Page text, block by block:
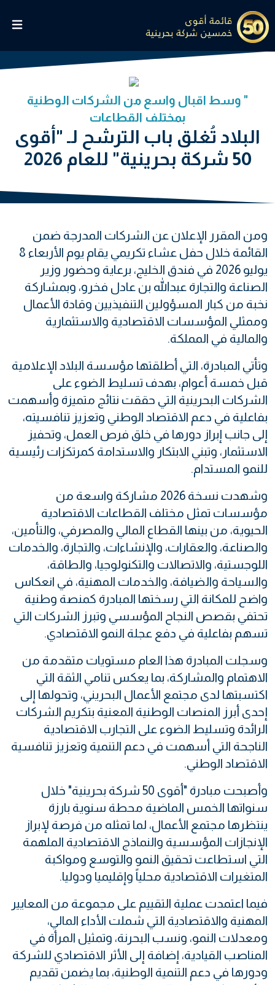
" وسط اقبال واسع من الشركات الوطنية
بمختلف القطاعات
البلاد تُغلق باب الترشح لـ "أقوى
50 شركة بحرينية" للعام 2026
ومن المقرر الإعلان عن الشركات المدرجة ضمن
القائمة خلال حفل عشاء تكريمي يقام يوم الأربعاء 8
يوليو 2026 في فندق الخليج، برعاية وحضور وزير
الصناعة والتجارة عبدالله بن عادل فخرو، وبمشاركة
نخبة من كبار المسؤولين التنفيذيين وقادة الأعمال
وممثلي المؤسسات الاقتصادية والاستثمارية
والمالية في المملكة.
وتأتي المبادرة، التي أطلقتها مؤسسة البلاد الإعلامية
قبل خمسة أعوام، بهدف تسليط الضوء على
الشركات البحرينية التي حققت نتائج متميزة وأسهمت
بفاعلية في دعم الاقتصاد الوطني وتعزيز تنافسيته،
إلى جانب إبراز دورها في خلق فرص العمل، وتحفيز
الاستثمار، وتبني الابتكار والاستدامة كمرتكزات رئيسية
للنمو المستدام.
وشهدت نسخة 2026 مشاركة واسعة من
مؤسسات تمثل مختلف القطاعات الاقتصادية
الحيوية، من بينها القطاع المالي والمصرفي، والتأمين،
والصناعة، والعقارات، والإنشاءات، والتجارة، والخدمات
اللوجستية، والاتصالات والتكنولوجيا، والطاقة،
والسياحة والضيافة، والخدمات المهنية، في انعكاس
واضح للمكانة التي رسختها المبادرة كمنصة وطنية
تحتفي بقصص النجاح المؤسسي وتبرز الشركات التي
تسهم بفاعلية في دفع عجلة النمو الاقتصادي.
وسجلت المبادرة هذا العام مستويات متقدمة من
الاهتمام والمشاركة، بما يعكس تنامي الثقة التي
اكتسبتها لدى مجتمع الأعمال البحريني، وتحولها إلى
إحدى أبرز المنصات الوطنية المعنية بتكريم الشركات
الرائدة وتسليط الضوء على التجارب الاقتصادية
الناجحة التي أسهمت في دعم التنمية وتعزيز تنافسية
الاقتصاد الوطني.
وأصبحت مبادرة "أقوى 50 شركة بحرينية" خلال
سنواتها الخمس الماضية محطة سنوية بارزة
ينتظرها مجتمع الأعمال، لما تمثله من فرصة لإبراز
الإنجازات المؤسسية والنماذج الاقتصادية الملهمة
التي استطاعت تحقيق النمو والتوسع ومواكبة
المتغيرات الاقتصادية محلياً وإقليميا ودوليا.
فيما اعتمدت عملية التقييم على مجموعة من المعايير
المهنية والاقتصادية التي شملت الأداء المالي،
ومعدلات النمو، ونسب البحرنة، وتمثيل المرأة في
المناصب القيادية، إضافة إلى الأثر الاقتصادي للشركة
ودورها في دعم التنمية الوطنية، بما يضمن تقديم